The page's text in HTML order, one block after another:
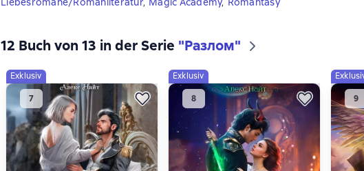
12 Buch von 13 in der Serie "Разлом"
Exklusiv Exklusiv